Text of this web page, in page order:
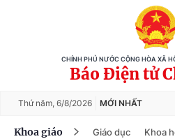
CHÍNH PHỦ NƯỚC CỘNG HÒA XÃ
Báo Điện tử
Thứ năm, 6/8/2026 MỚI NHẤT
Khoa giáo Giáo dục Khoa